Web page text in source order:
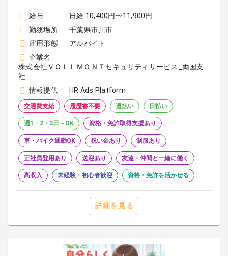
給与
日給 10,400円〜11,900円
勤務場所
千葉県市川市
雇用形態
アルバイト
企業名
株式会社ＶＯＬＬＭＯＮＴセキュリティサービス_両国支
社
情報提供
HR Ads Platform
交通費支給 履歴書不要 週払い 日払い
週1・2・3日～OK 資格・免許取得支援あり
車・バイク通勤OK 祝い金あり 制服あり
正社員登用あり 送迎あり 友達・仲間と一緒に働く
高収入 未経験・初心者歓迎 資格・免許を活かせる
詳細を見る